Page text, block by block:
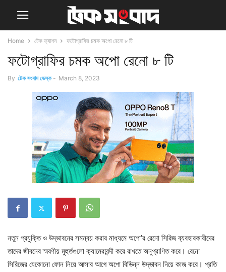
Home টেক ফ্যাশন ফটোগ্রাফির চমক অপো রেনো ৮ টি
ফটোগ্রাফির চমক অপো রেনো ৮ টি
By টেক সংবাদ ডেস্ক - March 8, 2023
নতুন প্রযুক্তি ও উদ্ভাবনের সমন্বয় করার মাধ্যমে অপো’র রেনো সিরিজ ব্যবহারকারীদের
তাদের জীবনের স্মরণীয় মুহুর্তগুলো ক্যামেরাবন্দী করে রাখতে অনুপ্রাণিত করে। রেনো
সিরিজের যেকোনো ফোন নিয়ে আসার আগে অপো বিভিন্ন উদ্ভাবন নিয়ে কাজ করে। প্রতি